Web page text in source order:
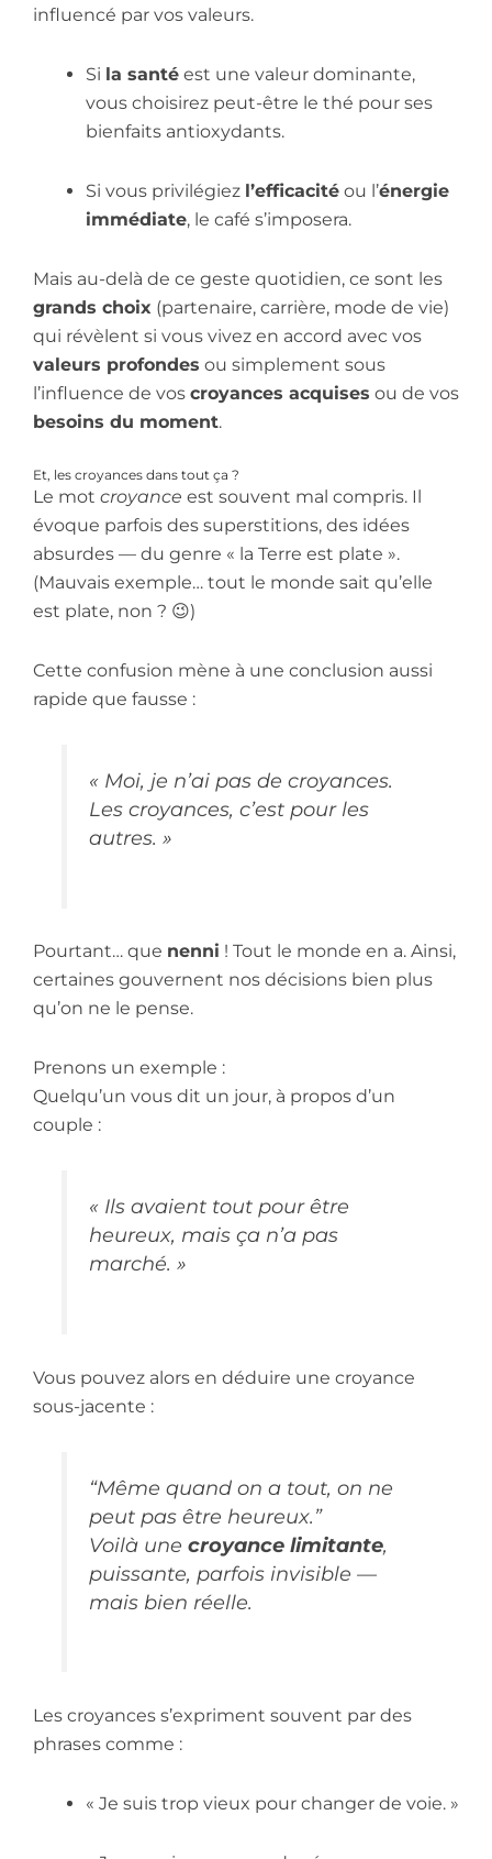
influencé par vos valeurs.
Si la santé est une valeur dominante,
vous choisirez peut-être le thé pour ses
bienfaits antioxydants.
Si vous privilégiez l’efficacité ou l’énergie
immédiate, le café s’imposera.
Mais au-delà de ce geste quotidien, ce sont les
grands choix (partenaire, carrière, mode de vie)
qui révèlent si vous vivez en accord avec vos
valeurs profondes ou simplement sous
l’influence de vos croyances acquises ou de vos
besoins du moment.
Et, les croyances dans tout ça ?
Le mot croyance est souvent mal compris. Il
évoque parfois des superstitions, des idées
absurdes — du genre « la Terre est plate ».
(Mauvais exemple… tout le monde sait qu’elle
est plate, non ? 😉)
Cette confusion mène à une conclusion aussi
rapide que fausse :
« Moi, je n’ai pas de croyances.
Les croyances, c’est pour les
autres. »
Pourtant… que nenni ! Tout le monde en a. Ainsi,
certaines gouvernent nos décisions bien plus
qu’on ne le pense.
Prenons un exemple :
Quelqu’un vous dit un jour, à propos d’un
couple :
« Ils avaient tout pour être
heureux, mais ça n’a pas
marché. »
Vous pouvez alors en déduire une croyance
sous-jacente :
“Même quand on a tout, on ne
peut pas être heureux.”
Voilà unecroyance limitante,
puissante, parfois invisible —
mais bien réelle.
Les croyances s’expriment souvent par des
phrases comme :
« Je suis trop vieux pour changer de voie. »